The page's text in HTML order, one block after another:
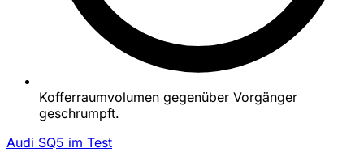
Kofferraumvolumen gegenüber Vorgänger
geschrumpft.
Audi SQ5 im Test